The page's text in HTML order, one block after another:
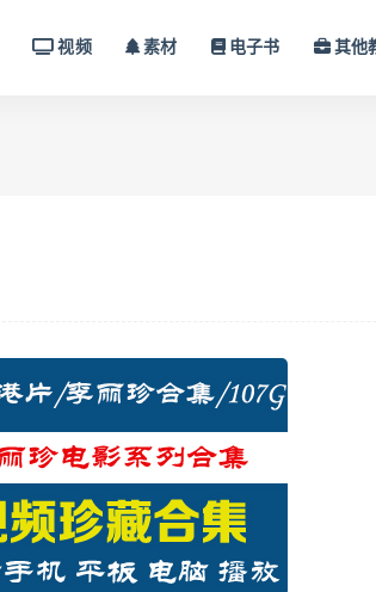
视频 素材 电子书 其他